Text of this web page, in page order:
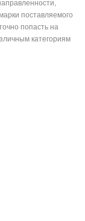
поставляемого
попасть на
категориям